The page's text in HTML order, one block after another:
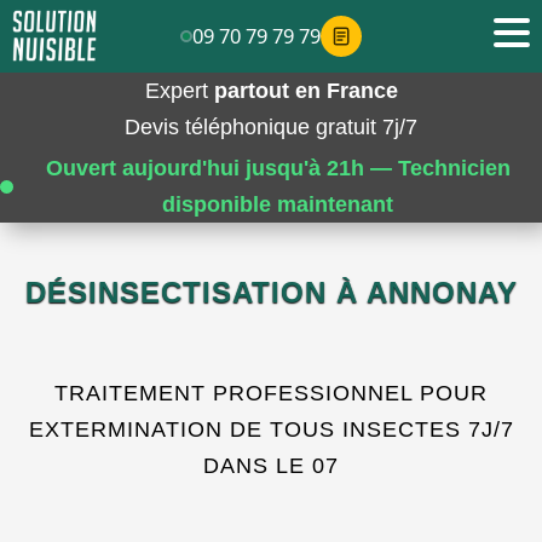
Expert partout en France
Devis téléphonique gratuit 7j/7
Ouvert aujourd'hui jusqu'à 21h — Technicien
disponible maintenant
DÉSINSECTISATION À ANNONAY
TRAITEMENT PROFESSIONNEL POUR
EXTERMINATION DE TOUS INSECTES 7J/7
DANS LE 07
09 70 79 79 79